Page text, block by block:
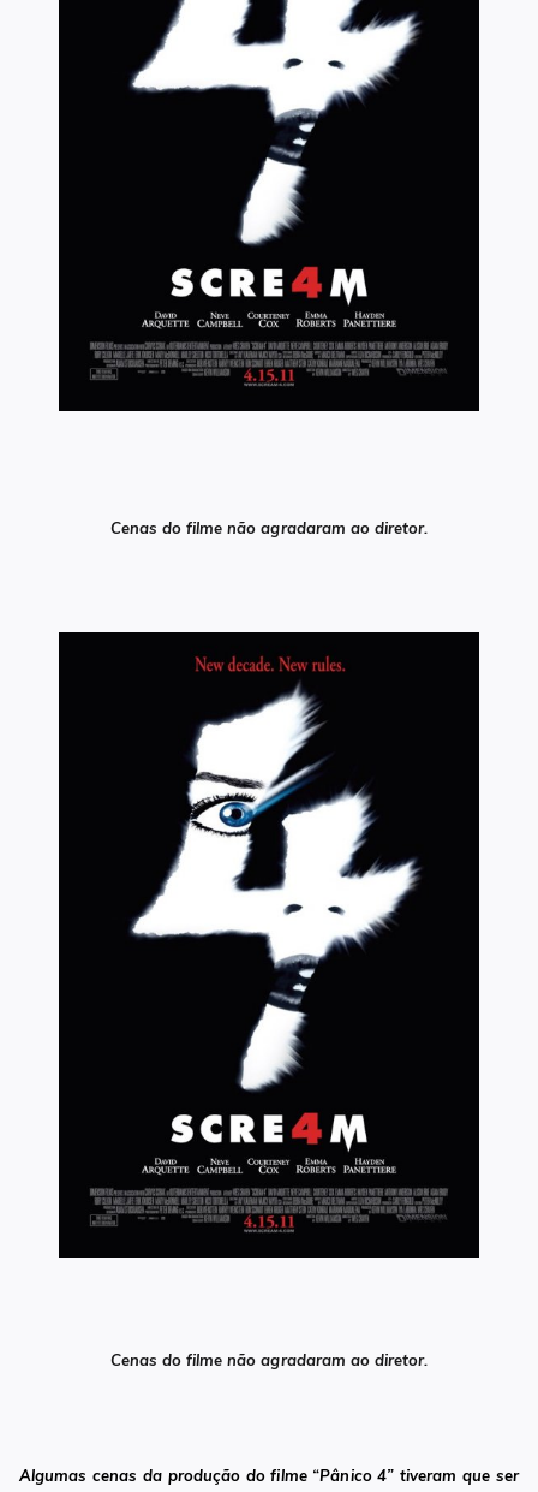
Cenas do filme não agradaram ao diretor.
Cenas do filme não agradaram ao diretor.
Algumas cenas da produção do filme “Pânico 4” tiveram que ser